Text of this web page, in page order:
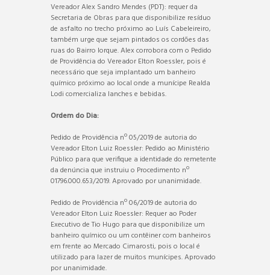
Vereador Alex Sandro Mendes (PDT): requer da
Secretaria de Obras para que disponibilize resíduo
de asfalto no trecho próximo ao Luís Cabeleireiro,
também urge que sejam pintados os cordões das
ruas do Bairro Iorque. Alex corrobora com o Pedido
de Providência do Vereador Elton Roessler, pois é
necessário que seja implantado um banheiro
químico próximo ao local onde a munícipe Realda
Lodi comercializa lanches e bebidas.
Ordem do Dia:
Pedido de Providência nº 05/2019 de autoria do
Vereador Elton Luiz Roessler: Pedido ao Ministério
Público para que verifique a identidade do remetente
da denúncia que instruiu o Procedimento nº
01796.000.653/2019. Aprovado por unanimidade.
Pedido de Providência nº 06/2019 de autoria do
Vereador Elton Luiz Roessler: Requer ao Poder
Executivo de Tio Hugo para que disponibilize um
banheiro químico ou um contêiner com banheiros
em frente ao Mercado Cimarosti, pois o local é
utilizado para lazer de muitos munícipes. Aprovado
por unanimidade.